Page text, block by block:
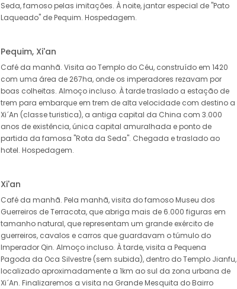
Seda, famoso pelas imitações. À noite, jantar especial de "Pato
Laqueado" de Pequim. Hospedagem.
Pequim, Xi'an
Café da manhã. Visita ao Templo do Céu, construído em 1420
com uma área de 267ha, onde os imperadores rezavam por
boas colheitas. Almoço incluso. À tarde traslado a estação de
trem para embarque em trem de alta velocidade com destino a
Xi´An (classe turistica), a antiga capital da China com 3.000
anos de existência, única capital amuralhada e ponto de
partida da famosa "Rota da Seda". Chegada e traslado ao
hotel. Hospedagem.
Xi'an
Café da manhã. Pela manhã, visita do famoso Museu dos
Guerreiros de Terracota, que abriga mais de 6.000 figuras em
tamanho natural, que representam um grande exército de
guerreiros, cavalos e carros que guardavam o túmulo do
Imperador Qin. Almoço incluso. À tarde, visita a Pequena
Pagoda da Oca Silvestre (sem subida), dentro do Templo Jianfu,
localizado aproximadamente a 1km ao sul da zona urbana de
Xi´An. Finalizaremos a visita na Grande Mesquita do Bairro